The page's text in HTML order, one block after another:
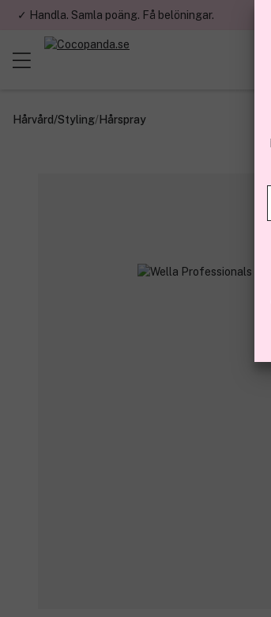
✓ Handla. Samla poäng. Få belöningar.
Hårvård/Styling/Hårspray